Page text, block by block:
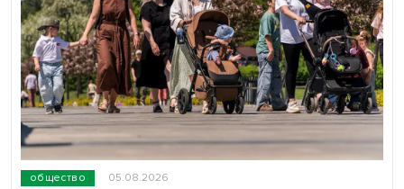
общество 05.08.2026